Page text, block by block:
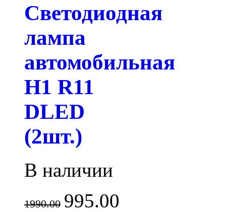
Светодиодная
лампа
автомобильная
H1 R11
DLED
(2шт.)
В наличии
1990.00 995.00